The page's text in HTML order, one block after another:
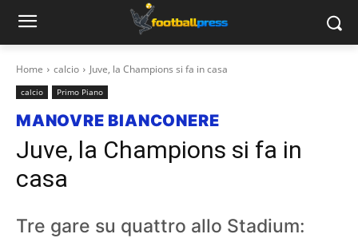
Home calcio Juve, la Champions si fa in casa
calcio Primo Piano
MANOVRE BIANCONERE
Juve, la Champions si fa in
casa
Tre gare su quattro allo Stadium: